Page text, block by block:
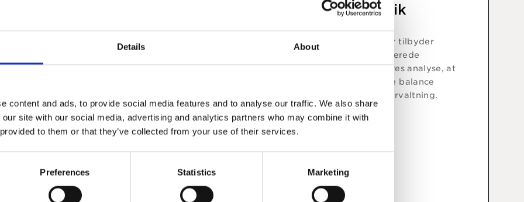
Details About
content and ads, to provide social media features and to analyse our traffic. We also share
site with our social media, advertising and analytics partners who may combine it with
to them or that they’ve collected from your use of their services.
Preferences Statistics Marketing
markedsdynamik
Selvom passive strategier tilbyder
billige og bredt diversificerede
investeringer, belyser vores analyse, at
der er behov for en bedre balance
mellem aktiv og passiv forvaltning.
Læs indsigt